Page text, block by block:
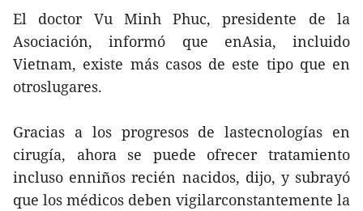
El doctor Vu Minh Phuc, presidente de la
Asociación, informó que enAsia, incluido
Vietnam, existe más casos de este tipo que en
otroslugares.
Gracias a los progresos de lastecnologías en
cirugía, ahora se puede ofrecer tratamiento
incluso enniños recién nacidos, dijo, y subrayó
que los médicos deben vigilarconstantemente la